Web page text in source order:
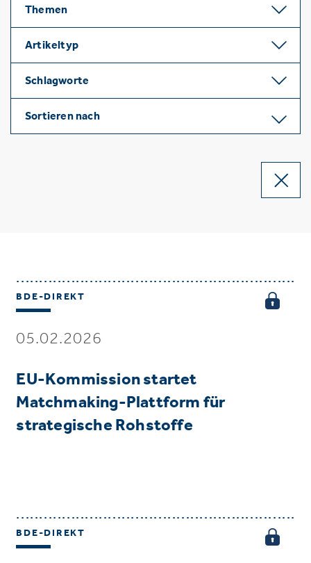
Themen
Artikeltyp
Schlagworte
Sortieren nach
BDE-DIREKT
05.02.2026
EU-Kommission startet
Matchmaking-Plattform für
strategische Rohstoffe
BDE-DIREKT